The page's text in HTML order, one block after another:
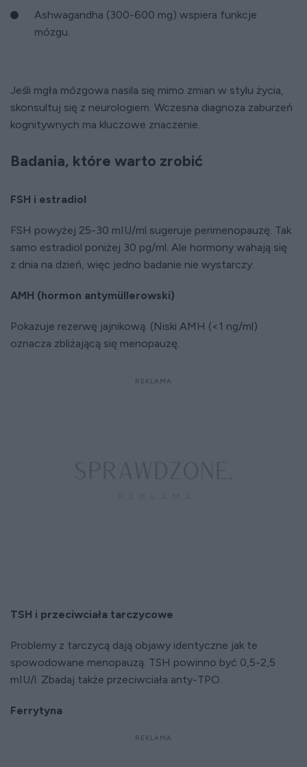
Ashwagandha (300-600 mg) wspiera funkcje
mózgu.
Jeśli mgła mózgowa nasila się mimo zmian w stylu życia,
skonsultuj się z neurologiem. Wczesna diagnoza zaburzeń
kognitywnych ma kluczowe znaczenie.
Badania, które warto zrobić
FSH i estradiol
FSH powyżej 25-30 mIU/ml sugeruje perimenopauzę. Tak
samo estradiol poniżej 30 pg/ml. Ale hormony wahają się
z dnia na dzień, więc jedno badanie nie wystarczy.
AMH (hormon antymüllerowski)
Pokazuje rezerwę jajnikową. (Niski AMH (<1 ng/ml)
oznacza zbliżającą się menopauzę.
TSH i przeciwciała tarczycowe
Problemy z tarczycą dają objawy identyczne jak te
spowodowane menopauzą. TSH powinno być 0,5-2,5
mIU/l. Zbadaj także przeciwciała anty-TPO.
Ferrytyna